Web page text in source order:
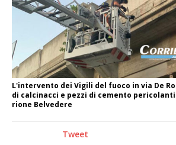
Incendio sul Monte
fronte. Evacuato il
sentieri
Dieci anni fa l’ingresso a
dell’arcivescovo mons.
L'intervento dei Vigili del fuoco in via De
di calcinacci e pezzi di cemento
rione Belvedere
Tweet